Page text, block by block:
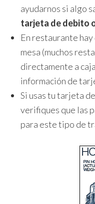
ayudarnos si algo
tarjeta de debito
En restaurante
mesa (muchos
directamente a
información de
Si usas tu tarjeta
verifiques que las
para este tipo de